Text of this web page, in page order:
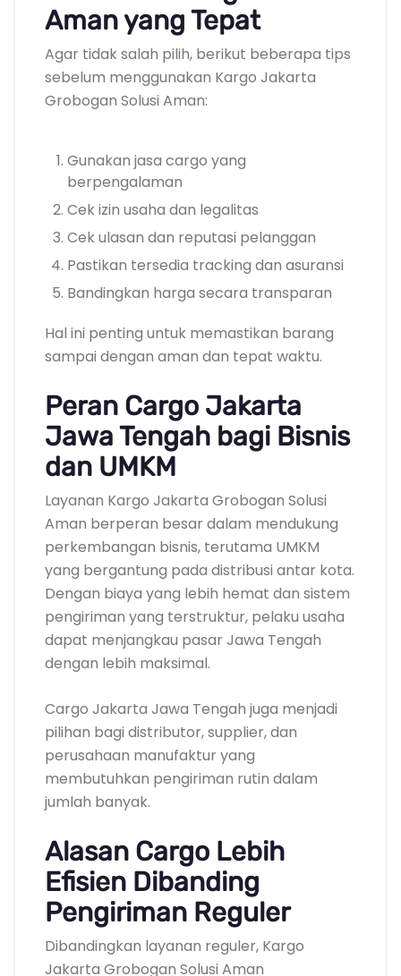
Aman yang Tepat
Agar tidak salah pilih, berikut beberapa tips
sebelum menggunakan Kargo Jakarta
Grobogan Solusi Aman:
Gunakan jasa cargo yang
berpengalaman
Cek izin usaha dan legalitas
Cek ulasan dan reputasi pelanggan
Pastikan tersedia tracking dan asuransi
Bandingkan harga secara transparan
Hal ini penting untuk memastikan barang
sampai dengan aman dan tepat waktu.
Peran Cargo Jakarta
Jawa Tengah bagi Bisnis
dan UMKM
Layanan Kargo Jakarta Grobogan Solusi
Aman berperan besar dalam mendukung
perkembangan bisnis, terutama UMKM
yang bergantung pada distribusi antar kota.
Dengan biaya yang lebih hemat dan sistem
pengiriman yang terstruktur, pelaku usaha
dapat menjangkau pasar Jawa Tengah
dengan lebih maksimal.
Cargo Jakarta Jawa Tengah juga menjadi
pilihan bagi distributor, supplier, dan
perusahaan manufaktur yang
membutuhkan pengiriman rutin dalam
jumlah banyak.
Alasan Cargo Lebih
Efisien Dibanding
Pengiriman Reguler
Dibandingkan layanan reguler, Kargo
Jakarta Grobogan Solusi Aman